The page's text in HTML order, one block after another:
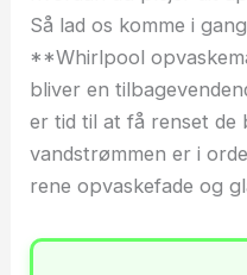
Så lad os komme i
**Whirlpool
bliver en
er tid til at få renset
vandstrømmen er i
rene opvaskefade og